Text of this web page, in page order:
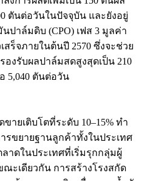
ตันต่อวันในปัจจุบัน และยังอยู่
ปาล์มดิบ (CPO) เฟส 3 มูลค่า
ร็จภายในต้นปี 2570 ซึ่งจะช่วย
งรับผลปาล์มสดสูงสุดเป็น 210
5,040 ตันต่อวัน
ขายเติบโตที่ระดับ 10–15% ทำ
รขยายฐานลูกค้าทั้งในประเทศ
าดในประเทศที่เริ่มรุกกลุ่มผู้
ณะเดียวกัน การสร้างโรงสกัด